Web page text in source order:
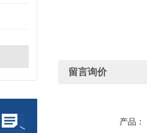
留言询价
产品：